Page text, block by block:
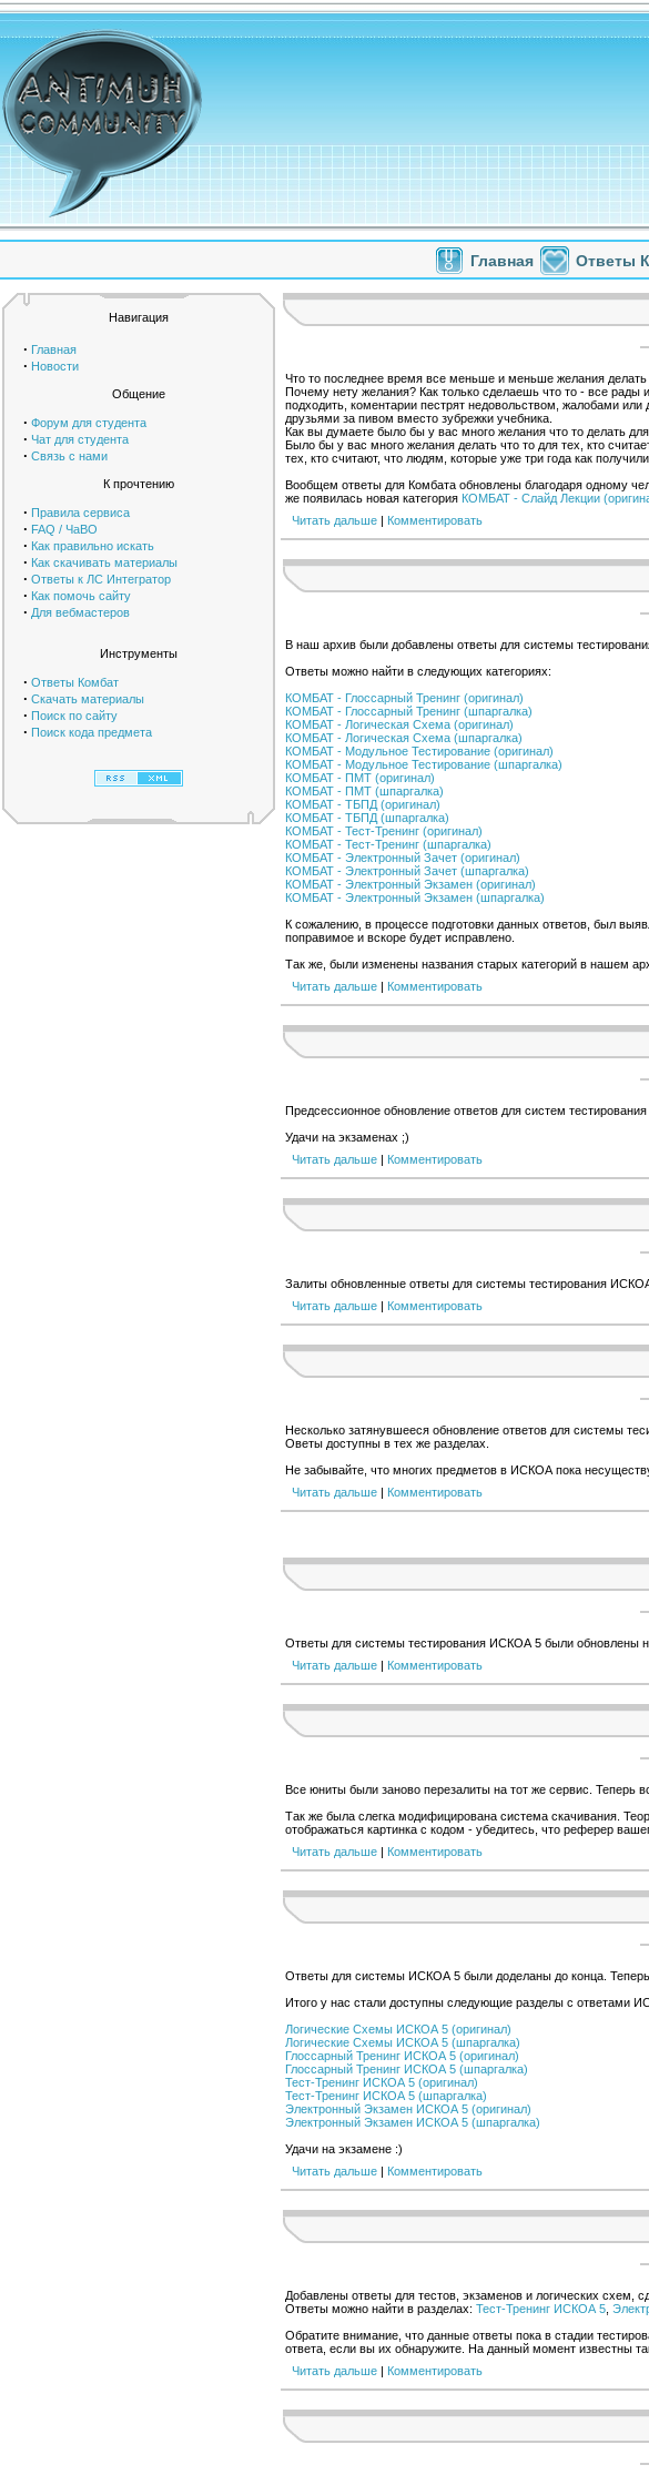
Главная Ответы
Навигация
· Главная
· Новости
Общение
· Форум для студента
· Чат для студента
· Связь с нами
К прочтению
· Правила сервиса
· FAQ / ЧаВО
· Как правильно искать
· Как скачивать материалы
· Ответы к ЛС Интегратор
· Как помочь сайту
· Для вебмастеров
Инструменты
· Ответы Комбат
· Скачать материалы
· Поиск по сайту
· Поиск кода предмета
Что то последнее время все меньше и меньше желания
Почему нету желания? Как только сделаешь что то - все рады
подходить, коментарии пестрят недовольством, жалобами
друзьями за пивом вместо зубрежки учебника.
Как вы думаете было бы у вас много желания что то делать
Было бы у вас много желания делать что то для тех, кто
тех, кто считают, что людям, которые уже три года как
Вообщем ответы для Комбата обновлены благодаря одному
же появилась новая категория КОМБАТ - Слайд Лекции
Читать дальше | Комментировать
В наш архив были добавлены ответы для системы
Ответы можно найти в следующих категориях:
КОМБАТ - Глоссарный Тренинг (оригинал)
КОМБАТ - Глоссарный Тренинг (шпаргалка)
КОМБАТ - Логическая Схема (оригинал)
КОМБАТ - Логическая Схема (шпаргалка)
КОМБАТ - Модульное Тестирование (оригинал)
КОМБАТ - Модульное Тестирование (шпаргалка)
КОМБАТ - ПМТ (оригинал)
КОМБАТ - ПМТ (шпаргалка)
КОМБАТ - ТБПД (оригинал)
КОМБАТ - ТБПД (шпаргалка)
КОМБАТ - Тест-Тренинг (оригинал)
КОМБАТ - Тест-Тренинг (шпаргалка)
КОМБАТ - Электронный Зачет (оригинал)
КОМБАТ - Электронный Зачет (шпаргалка)
КОМБАТ - Электронный Экзамен (оригинал)
КОМБАТ - Электронный Экзамен (шпаргалка)
К сожалению, в процессе подготовки данных ответов, был
поправимое и вскоре будет исправлено.
Так же, были изменены названия старых категорий в нашем
Читать дальше | Комментировать
Предсессионное обновление ответов для систем
Удачи на экзаменах ;)
Читать дальше | Комментировать
Залиты обновленные ответы для системы тестирования
Читать дальше | Комментировать
Несколько затянувшееся обновление ответов для системы
Оветы доступны в тех же разделах.
Не забывайте, что многих предметов в ИСКОА пока
Читать дальше | Комментировать
Ответы для системы тестирования ИСКОА 5 были обновлены
Читать дальше | Комментировать
Все юниты были заново перезалиты на тот же сервис. Теперь
Так же была слегка модифицирована система скачивания.
отображаться картинка с кодом - убедитесь, что реферер
Читать дальше | Комментировать
Ответы для системы ИСКОА 5 были доделаны до конца.
Итого у нас стали доступны следующие разделы с ответами
Логические Схемы ИСКОА 5 (оригинал)
Логические Схемы ИСКОА 5 (шпаргалка)
Глоссарный Тренинг ИСКОА 5 (оригинал)
Глоссарный Тренинг ИСКОА 5 (шпаргалка)
Тест-Тренинг ИСКОА 5 (оригинал)
Тест-Тренинг ИСКОА 5 (шпаргалка)
Электронный Экзамен ИСКОА 5 (оригинал)
Электронный Экзамен ИСКОА 5 (шпаргалка)
Удачи на экзамене :)
Читать дальше | Комментировать
Добавлены ответы для тестов, экзаменов и логических
Ответы можно найти в разделах: Тест-Тренинг ИСКОА 5
Обратите внимание, что данные ответы пока в стадии
ответа, если вы их обнаружите. На данный момент известны
Читать дальше | Комментировать